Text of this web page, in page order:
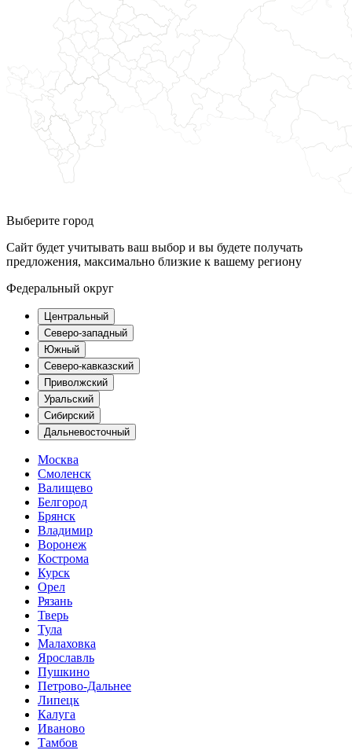
Выберите город
Сайт будет учитывать ваш выбор и вы будете получать
предложения, максимально близкие к вашему региону
Федеральный округ
Центральный
Северо-западный
Южный
Северо-кавказский
Приволжский
Уральский
Сибирский
Дальневосточный
Москва
Смоленск
Валищево
Белгород
Брянск
Владимир
Воронеж
Кострома
Курск
Орел
Рязань
Тверь
Тула
Малаховка
Ярославль
Пушкино
Петрово-Дальнее
Липецк
Калуга
Иваново
Тамбов